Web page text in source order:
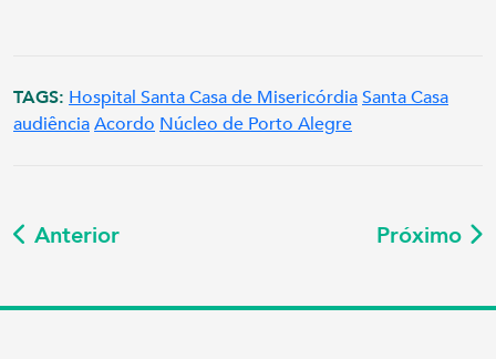
TAGS: Hospital Santa Casa de MisericórdiaSanta Casa
audiênciaAcordo Núcleo de Porto Alegre
Anterior Próximo